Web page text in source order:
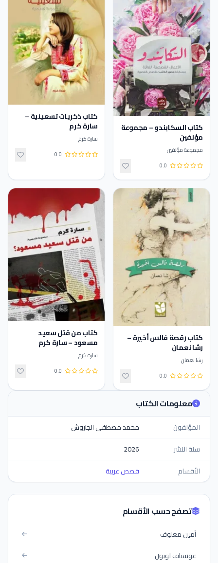
كتاب السكابندو – مجموعة
مؤلفين
مجموعة مؤلفين
0.0
كتاب ذكريات تسعينية –
سارة كرم
سارة كرم
0.0
كتاب رقصة فالس أخيرة –
رشا نعمان
رشا نعمان
0.0
كتاب من قتل سعيد
مسعود – سارة كرم
سارة كرم
0.0
معلومات الكتاب
المؤلفون
محمد مصطفى الجاروش
سنة النشر
2026
الأقسام
قصص عربية
تصفح حسب الأقسام
أمين معلوف
غوستاف لوبون